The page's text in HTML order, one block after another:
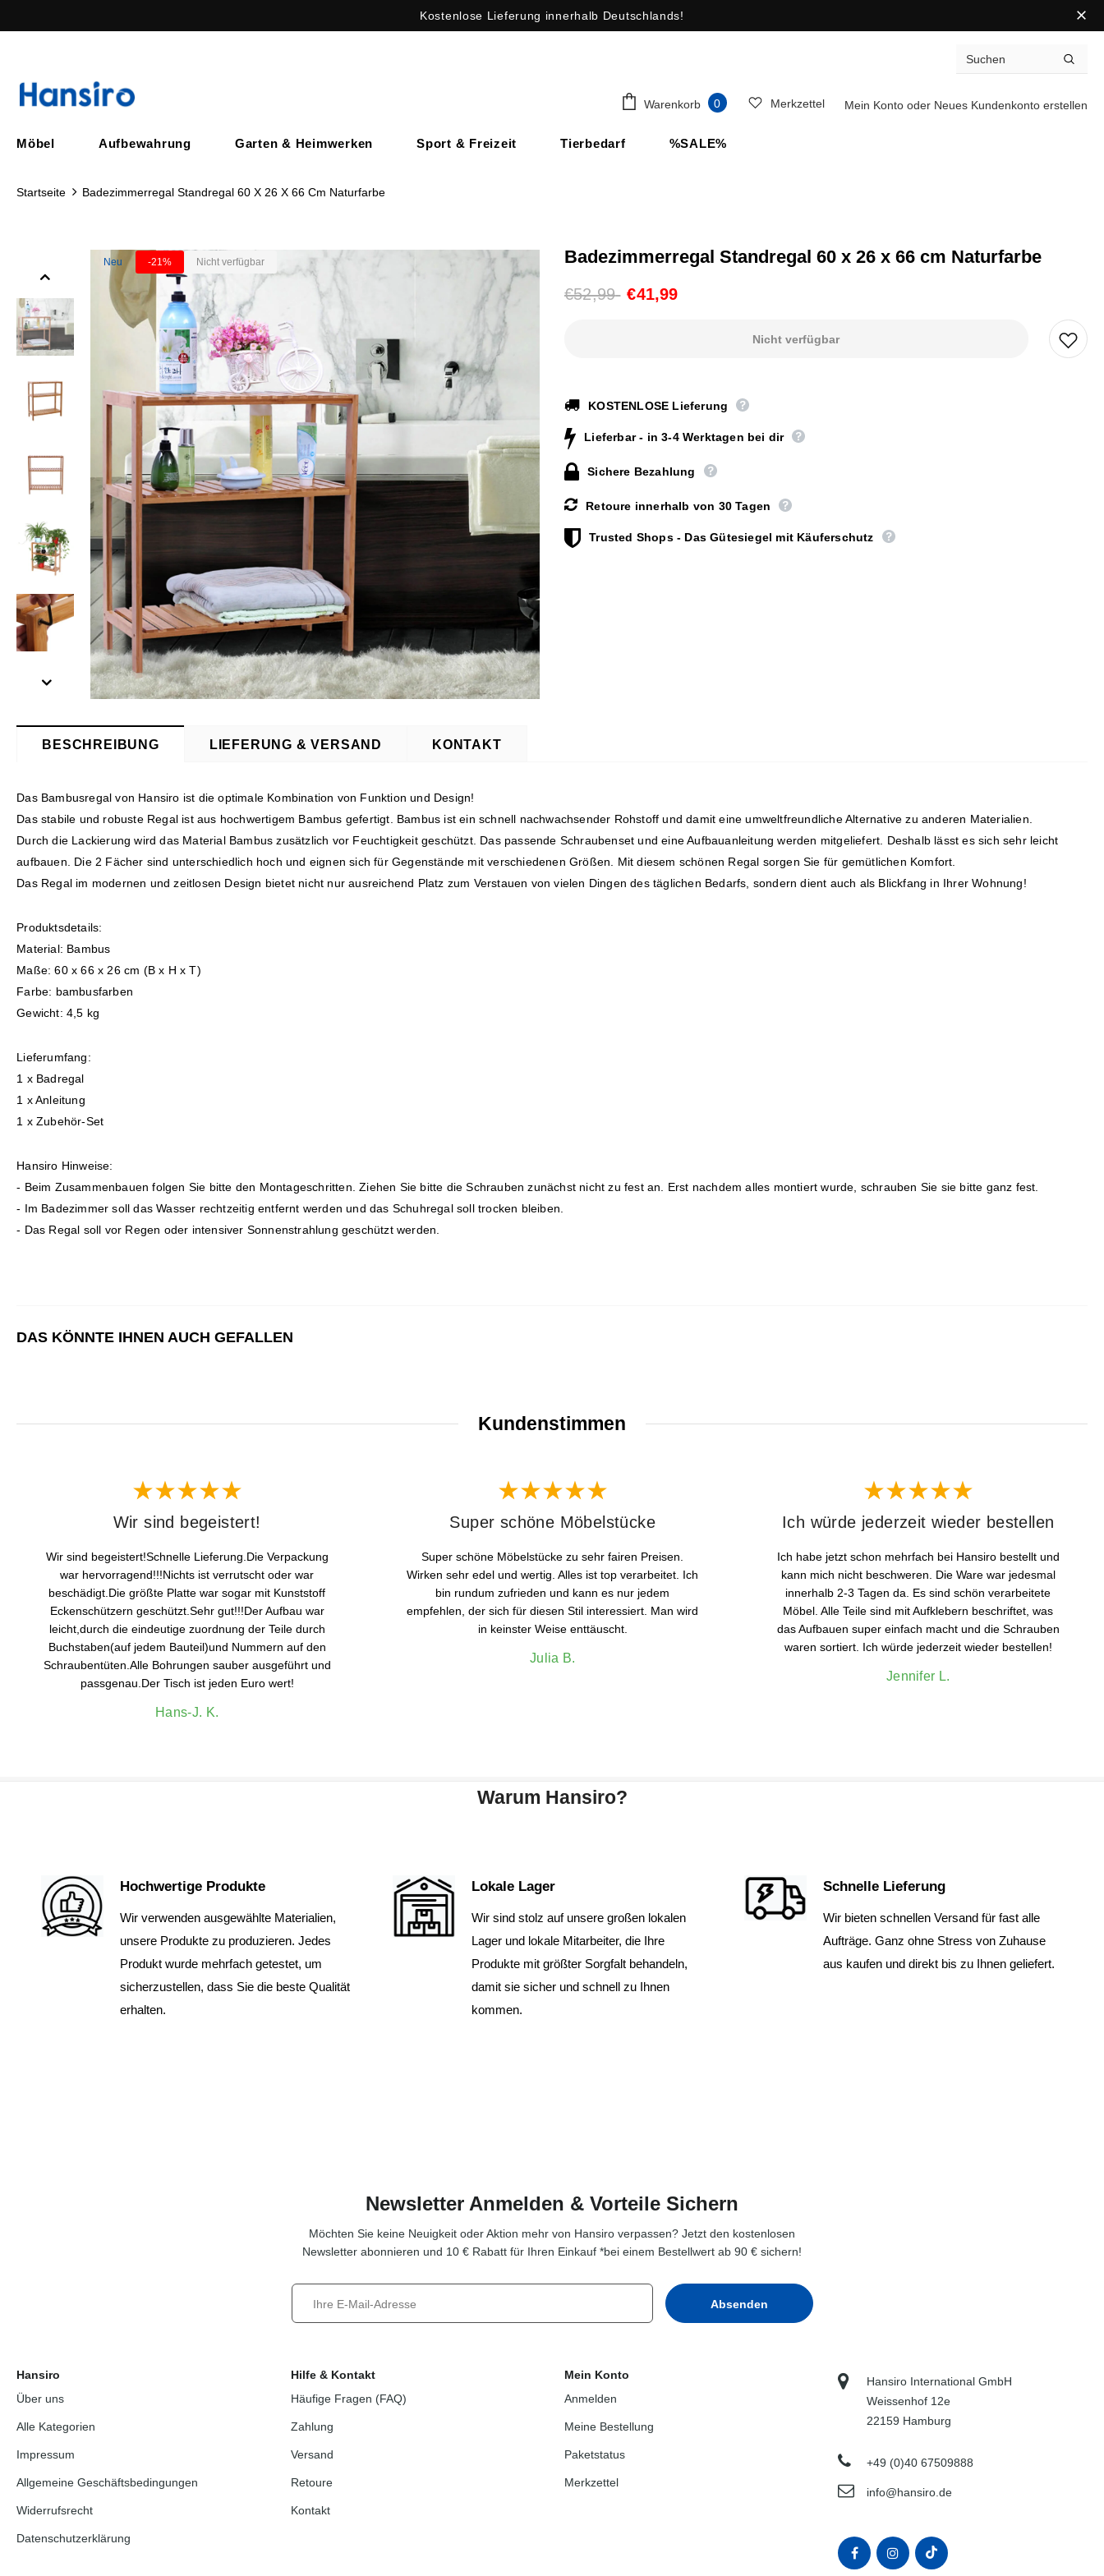
Kostenlose Lieferung innerhalb Deutschlands!
Warenkorb 0 Merkzettel Mein Konto oder Neues Kundenkonto erstellen
Möbel Aufbewahrung Garten & Heimwerken Sport & Freizeit Tierbedarf %SALE%
Startseite Badezimmerregal Standregal 60 X 26 X 66 Cm Naturfarbe
Neu -21% Nicht verfügbar Badezimmerregal Standregal 60 x 26 x 66 cm Naturfarbe
€52,99 €41,99
KOSTENLOSE Lieferung
Lieferbar - in 3-4 Werktagen bei dir
Sichere Bezahlung
Retoure innerhalb von 30 Tagen
Trusted Shops - Das Gütesiegel mit Käuferschutz
BESCHREIBUNG LIEFERUNG & VERSAND KONTAKT
Das Bambusregal von Hansiro ist die optimale Kombination von Funktion und Design!
Das stabile und robuste Regal ist aus hochwertigem Bambus gefertigt. Bambus ist ein schnell nachwachsender Rohstoff und damit eine umweltfreundliche Alternative zu anderen Materialien.
Durch die Lackierung wird das Material Bambus zusätzlich vor Feuchtigkeit geschützt. Das passende Schraubenset und eine Aufbauanleitung werden mitgeliefert. Deshalb lässt es sich sehr leicht
aufbauen. Die 2 Fächer sind unterschiedlich hoch und eignen sich für Gegenstände mit verschiedenen Größen. Mit diesem schönen Regal sorgen Sie für gemütlichen Komfort.
Das Regal im modernen und zeitlosen Design bietet nicht nur ausreichend Platz zum Verstauen von vielen Dingen des täglichen Bedarfs, sondern dient auch als Blickfang in Ihrer Wohnung!
Produktsdetails:
Material: Bambus
Maße: 60 x 66 x 26 cm (B x H x T)
Farbe: bambusfarben
Gewicht: 4,5 kg
Lieferumfang:
1 x Badregal
1 x Anleitung
1 x Zubehör-Set
Hansiro Hinweise:
- Beim Zusammenbauen folgen Sie bitte den Montageschritten. Ziehen Sie bitte die Schrauben zunächst nicht zu fest an. Erst nachdem alles montiert wurde, schrauben Sie sie bitte ganz fest.
- Im Badezimmer soll das Wasser rechtzeitig entfernt werden und das Schuhregal soll trocken bleiben.
- Das Regal soll vor Regen oder intensiver Sonnenstrahlung geschützt werden.
DAS KÖNNTE IHNEN AUCH GEFALLEN
Kundenstimmen
Wir sind begeistert!
Wir sind begeistert!Schnelle Lieferung.Die Verpackung
war hervorragend!!!Nichts ist verrutscht oder war
beschädigt.Die größte Platte war sogar mit Kunststoff
Eckenschützern geschützt.Sehr gut!!!Der Aufbau war
leicht,durch die eindeutige zuordnung der Teile durch
Buchstaben(auf jedem Bauteil)und Nummern auf den
Schraubentüten.Alle Bohrungen sauber ausgeführt und
passgenau.Der Tisch ist jeden Euro wert!
Hans-J. K.
Super schöne Möbelstücke
Super schöne Möbelstücke zu sehr fairen Preisen.
Wirken sehr edel und wertig. Alles ist top verarbeitet. Ich
bin rundum zufrieden und kann es nur jedem
empfehlen, der sich für diesen Stil interessiert. Man wird
in keinster Weise enttäuscht.
Julia B.
Ich würde jederzeit wieder bestellen
Ich habe jetzt schon mehrfach bei Hansiro bestellt und
kann mich nicht beschweren. Die Ware war jedesmal
innerhalb 2-3 Tagen da. Es sind schön verarbeitete
Möbel. Alle Teile sind mit Aufklebern beschriftet, was
das Aufbauen super einfach macht und die Schrauben
waren sortiert. Ich würde jederzeit wieder bestellen!
Jennifer L.
Warum Hansiro?
Hochwertige Produkte
Wir verwenden ausgewählte Materialien,
unsere Produkte zu produzieren. Jedes
Produkt wurde mehrfach getestet, um
sicherzustellen, dass Sie die beste Qualität
erhalten.
Lokale Lager
Wir sind stolz auf unsere großen lokalen
Lager und lokale Mitarbeiter, die Ihre
Produkte mit größter Sorgfalt behandeln,
damit sie sicher und schnell zu Ihnen
kommen.
Schnelle Lieferung
Wir bieten schnellen Versand für fast alle
Aufträge. Ganz ohne Stress von Zuhause
aus kaufen und direkt bis zu Ihnen geliefert.
Newsletter Anmelden & Vorteile Sichern
Möchten Sie keine Neuigkeit oder Aktion mehr von Hansiro verpassen? Jetzt den kostenlosen
Newsletter abonnieren und 10 € Rabatt für Ihren Einkauf *bei einem Bestellwert ab 90 € sichern!
Hansiro
Über uns
Alle Kategorien
Impressum
Allgemeine Geschäftsbedingungen
Widerrufsrecht
Datenschutzerklärung
Hilfe & Kontakt
Häufige Fragen (FAQ)
Zahlung
Versand
Retoure
Kontakt
Mein Konto
Anmelden
Meine Bestellung
Paketstatus
Merkzettel
Hansiro International GmbH
Weissenhof 12e
22159 Hamburg
+49 (0)40 67509888
info@hansiro.de